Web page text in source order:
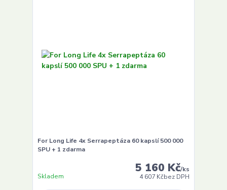
For Long Life 4x Serrapeptáza 60 kapslí 500 000
SPU + 1 zdarma
5 160 Kč/ks
4 607 Kčbez DPH
Skladem